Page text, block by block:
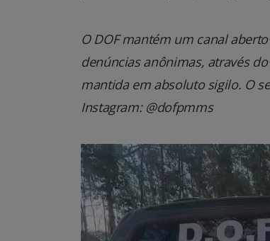
O DOF mantém um canal
denúncias anônimas, através
mantida em absoluto sigilo. O
Instagram: @dofpmms